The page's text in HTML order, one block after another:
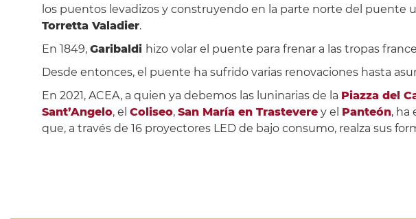
los puentos levadizos y construyendo en la parte norte del puente
Torretta Valadier.
En 1849, Garibaldi hizo volar el puente para frenar a las tropas
Desde entonces, el puente ha sufrido varias renovaciones hasta
En 2021, ACEA, a quien ya debemos las luninarias de la Piazza del
Sant’Angelo, el Coliseo, San María en Trastevere y el Panteón, ha
que, a través de 16 proyectores LED de bajo consumo, realza sus